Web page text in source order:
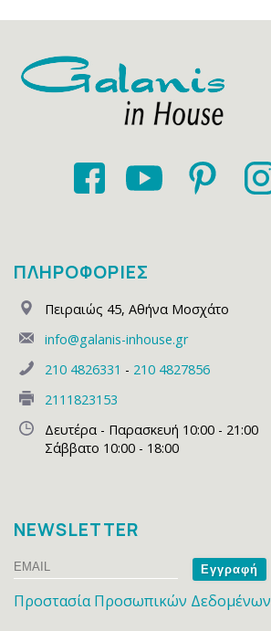
ΠΛΗΡΟΦΟΡΙΕΣ
Πειραιώς 45, Αθήνα Μοσχάτο
info@galanis-inhouse.gr
210 4826331 - 210 4827856
2111823153
Δευτέρα - Παρασκευή 10:00 - 21:00
Σάββατο 10:00 - 18:00
NEWSLETTER
Email
Name
Προστασία Προσωπικών Δεδομένων